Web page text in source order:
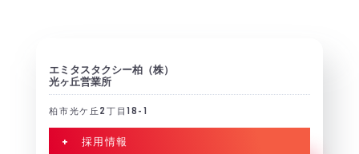
エミタスタクシー柏（株）
光ヶ丘営業所
柏市光ケ丘2丁目18-1
+ 採用情報